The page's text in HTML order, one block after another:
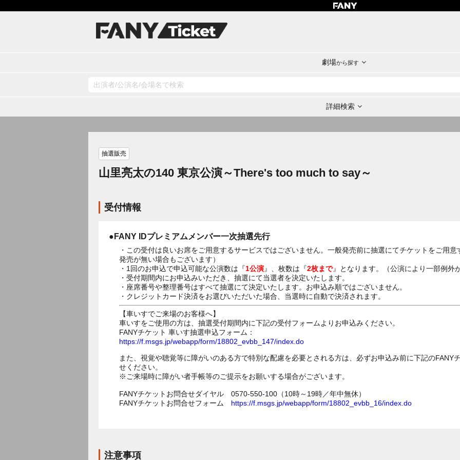
劇場から探す
詳細検索
抽選販売
山里亮太の140 東京公演～There's too much to say～
受付情報
●FANY IDプレミアムメンバー一次抽選先行
・この受付は良いお席をご用意するサービスではございません。一般発売前に抽選にてチケットをご用
発売が無い場合もございます）
・1回のお申込で申込可能な公演数は『1公演』、枚数は『2枚まで』となります。（公演により一部例外
・受付期間内にお申込みいただき、抽選にて当選者を決定いたします。
・座席番号や整理番号はすべて抽選にて決定いたします。お申込み順ではございません。
・クレジットカード決済をお選びいただいた場合、当選時に自動で決済されます。
【車いすでご来場のお客様へ】
車いすをご使用の方は、抽選受付期間内に下記の受付フォームよりお申込みください。
FANYチケット 車いす抽選申込フォーム：
https://f.msgs.jp/webapp/form/18802_evbb_147/index.do
また、視覚や聴覚等に障がいのある方で特別な配慮を必要とされる方は、必ずお申込み前に下記のFANY
せください。
※ご来場時に障がい者手帳等のご提示をお願いする場合がございます。
FANYチケットお問合せダイヤル 0570-550-100（10時～19時／年中無休）
FANYチケットお問合せフォーム https://f.msgs.jp/webapp/form/18802_evbb_16/index.do
注意事項